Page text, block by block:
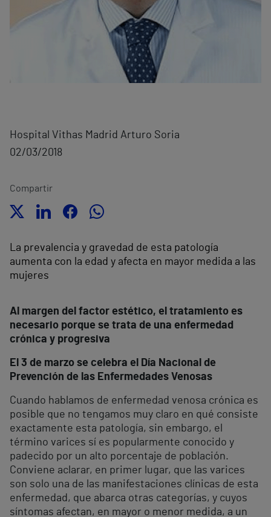
Hospital Vithas Madrid Arturo Soria
02/03/2018
Compartir
La prevalencia y gravedad de esta patología
aumenta con la edad y afecta en mayor medida a las
mujeres
Al margen del factor estético, el tratamiento es
necesario porque se trata de una enfermedad
crónica y progresiva
El 3 de marzo se celebra el Día Nacional de
Prevención de las Enfermedades Venosas
Cuando hablamos de enfermedad venosa crónica es
posible que no tengamos muy claro en qué consiste
exactamente esta patología, sin embargo, el
término varices sí es popularmente conocido y
padecido por un alto porcentaje de población.
Conviene aclarar, en primer lugar, que las varices
son solo una de las manifestaciones clínicas de esta
enfermedad, que abarca otras categorías, y cuyos
síntomas afectan, en mayor o menor medida, a un